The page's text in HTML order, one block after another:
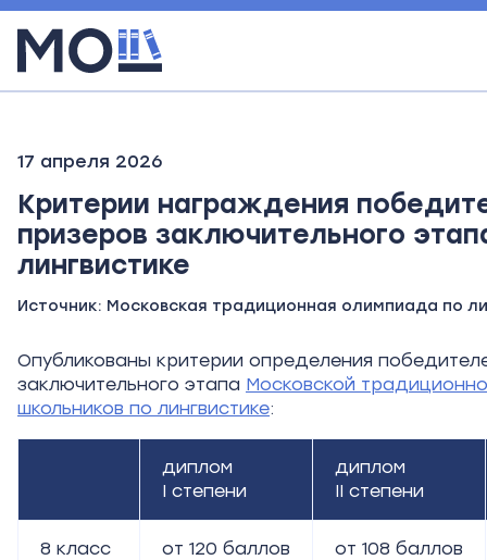
17 апреля 2026
Критерии награждения
призеров заключительного
лингвистике
Источник: Московская традиционная олимпиада по
Опубликованы критерии определения
заключительного этапа Московской
школьников по лингвистике:
диплом
I степени
диплом
II степени
8 класс от 120 баллов от 108 баллов